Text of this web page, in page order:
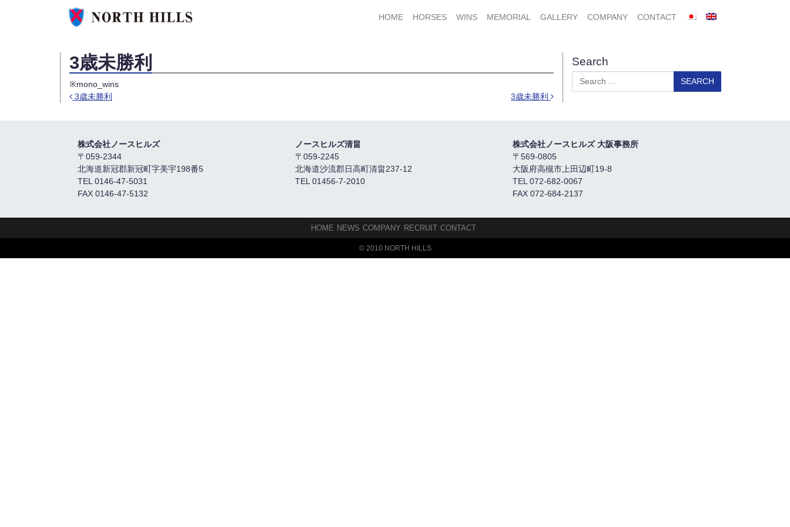
HOME
HORSES WINS MEMORIAL GALLERY COMPANY CONTACT
3歳未勝利
※mono_wins
3歳未勝利 3歳未勝利
Search
Search
株式会社ノースヒルズ
〒059-2344
北海道新冠郡新冠町字美宇198番5
TEL 0146-47-5031
FAX 0146-47-5132
ノースヒルズ清畠
〒059-2245
北海道沙流郡日高町清畠237-12
TEL 01456-7-2010
株式会社ノースヒルズ 大阪事務所
〒569-0805
大阪府高槻市上田辺町19-8
TEL 072-682-0067
FAX 072-684-2137
HOME NEWS COMPANY RECRUIT CONTACT
© 2010 NORTH HILLS